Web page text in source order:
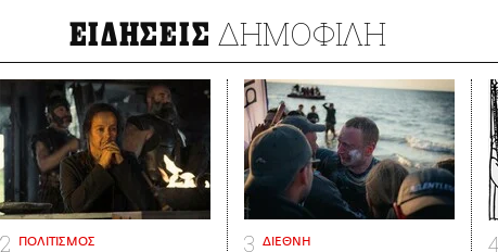
ΕΙΔΗΣΕΙΣ ΔΗΜΟΦΙΛΗ
ΠΟΛΙΤΙΣΜΟΣ ΔΙΕΘΝΗ